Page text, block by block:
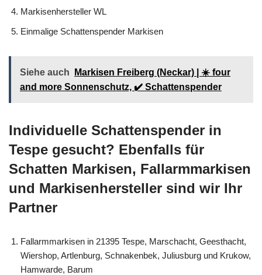
Markisenhersteller WL
Einmalige Schattenspender Markisen
Siehe auch
Markisen Freiberg (Neckar) | ☀️ four
and more Sonnenschutz, ✔️ Schattenspender
Individuelle Schattenspender in
Tespe gesucht? Ebenfalls für
Schatten Markisen, Fallarmmarkisen
und Markisenhersteller sind wir Ihr
Partner
Fallarmmarkisen in 21395 Tespe, Marschacht, Geesthacht,
Wiershop, Artlenburg, Schnakenbek, Juliusburg und Krukow,
Hamwarde, Barum